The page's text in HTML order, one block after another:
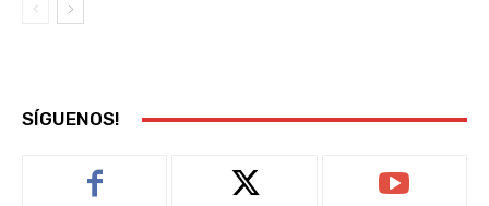
SÍGUENOS!